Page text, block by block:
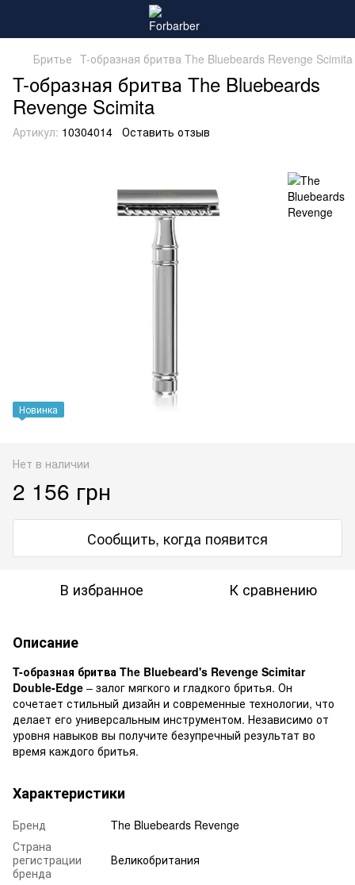
Бритье T-образная бритва The Bluebeards Revenge Scimita
T-образная бритва The Bluebeards
Revenge Scimita
Артикул: 10304014 Оставить отзыв
Новинка
Нет в наличии
2 156 грн
Сообщить, когда появится
В избранное К сравнению
Описание
T-образная бритва The Bluebeard's Revenge Scimitar
Double-Edge – залог мягкого и гладкого бритья. Он
сочетает стильный дизайн и современные технологии, что
делает его универсальным инструментом. Независимо от
уровня навыков вы получите безупречный результат во
время каждого бритья.
Характеристики
Бренд
The Bluebeards Revenge
Страна
регистрации
бренда
Великобритания